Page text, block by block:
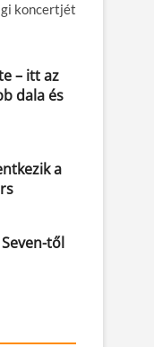
koncertjét
– itt az
dala és
a
től